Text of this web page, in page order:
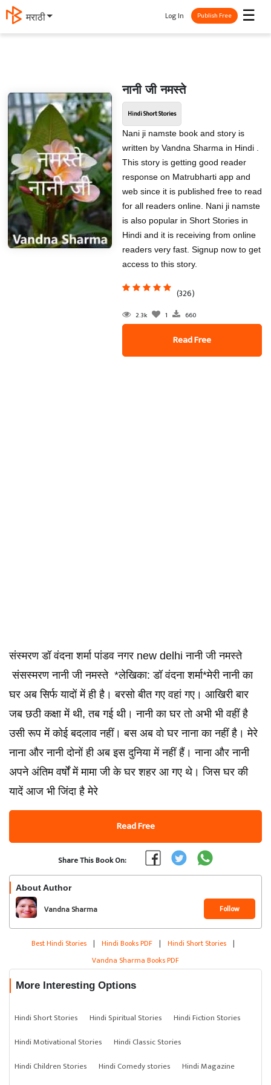
मराठी ☰
Log In Publish Free
नानी जी नमस्ते
Hindi Short Stories
Nani ji namste book and story is
written by Vandna Sharma in Hindi .
This story is getting good reader
response on Matrubharti app and
web since it is published free to read
for all readers online. Nani ji namste
is also popular in Short Stories in
Hindi and it is receiving from online
readers very fast. Signup now to get
access to this story.
(326)
2.3k 1 660
Read Free
संस्मरण डॉ वंदना शर्मा पांडव नगर new delhi नानी जी नमस्ते
संसस्मरण नानी जी नमस्ते *लेखिका: डॉ वंदना शर्मा*मेरी नानी का
घर अब सिर्फ यादों में ही है। बरसो बीत गए वहां गए। आखिरी बार
जब छठी कक्षा में थी, तब गई थी। नानी का घर तो अभी भी वहीं है
उसी रूप में कोई बदलाव नहीं। बस अब वो घर नाना का नहीं है। मेरे
नाना और नानी दोनों ही अब इस दुनिया में नहीं हैं। नाना और नानी
अपने अंतिम वर्षों में मामा जी के घर शहर आ गए थे। जिस घर की
यादें आज भी जिंदा है मेरे
Read Free
Share This Book On:
About Author
Vandna Sharma Follow
Best Hindi Stories | Hindi Books PDF | Hindi Short Stories |
Vandna Sharma Books PDF
More Interesting Options
Hindi Short Stories Hindi Spiritual Stories
Hindi Fiction Stories
Hindi Motivational Stories
Hindi Classic Stories
Hindi Children Stories
Hindi Comedy stories
Hindi Magazine